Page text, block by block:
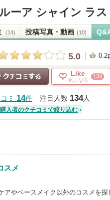
ーア シャイン ラ
(14) 投稿写真・動画 (10)
5.0
Like
気になる
134
ミ 14件 注目人数 134人
購入者のクチコミで絞り込む
スメ
アやベースメイク以外のコスメを